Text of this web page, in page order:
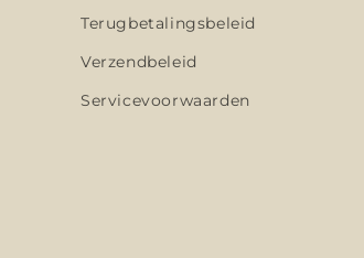
Terugbetalingsbeleid
Verzendbeleid
Servicevoorwaarden